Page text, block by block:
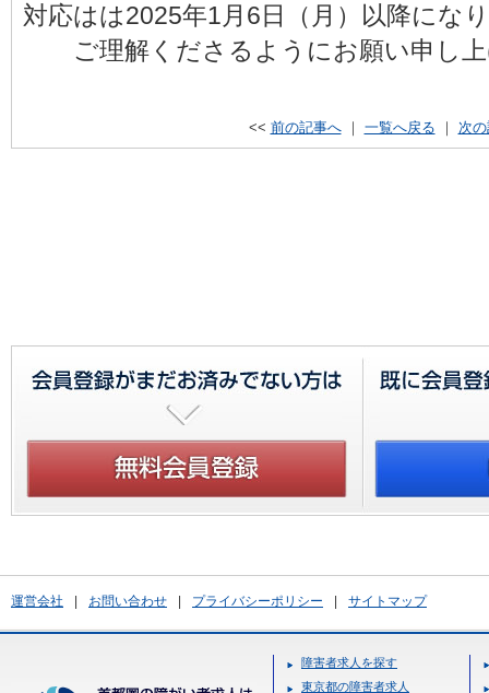
対応はは2025年1月6日（月）以降にな
ご理解くださるようにお願い申し上
<< 前の記事へ｜ 一覧へ戻る ｜ 次
運営会社 お問い合わせ プライバシーポリシー サイトマップ
障害者求人を探す
東京都の障害者求人